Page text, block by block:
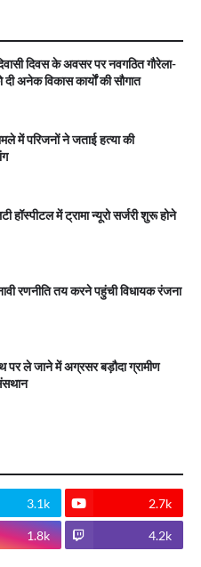
दिवस के अवसर पर नवगठित गौरेला-
दी अनेक विकास कार्याें की सौगात
में परिजनों ने जताई हत्या की
हॉस्पीटल में ट्रामा न्यूरो सर्जरी शुरू होने
रणनीति तय करने पहुंची विधायक रंजना
पर ले जाने में अग्रसर बड़ौदा ग्रामीण
3.1k 2.7k
1.8k 4.2k